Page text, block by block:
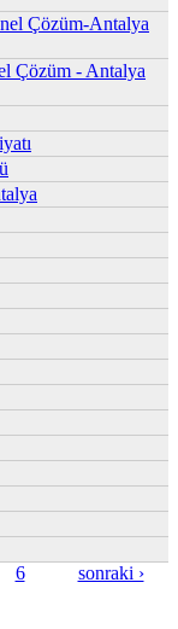
Çözüm-Antalya
Çözüm - Antalya
6
sonraki ›